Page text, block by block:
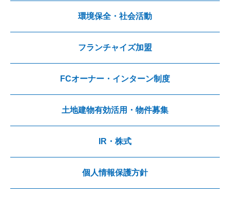
環境保全・社会活動
フランチャイズ加盟
FCオーナー・インターン制度
土地建物有効活用・物件募集
IR・株式
個人情報保護方針